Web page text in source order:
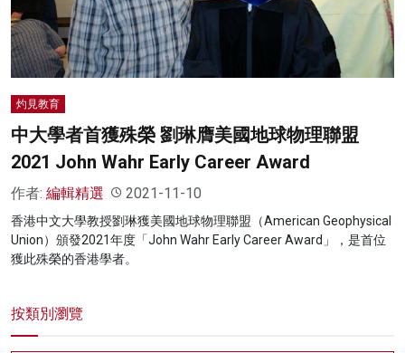
灼見活動
關於我們
灼見教育
中大學者首獲殊榮 劉琳膺美國地球物理聯盟
2021 John Wahr Early Career Award
作者: 編輯精選 2021-11-10
香港中文大學教授劉琳獲美國地球物理聯盟（American Geophysical
Union）頒發2021年度「John Wahr Early Career Award」，是首位
獲此殊榮的香港學者。
按類別瀏覽